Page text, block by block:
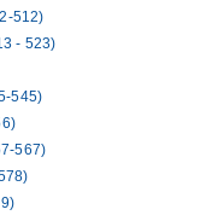
512)
- 523)
545)
567)